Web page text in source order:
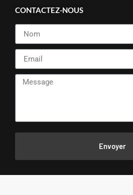
CONTACTEZ-NOUS
Envoyer